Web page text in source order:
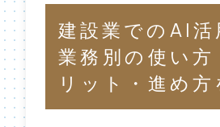
建設業でのAI活
業務別の使い方
リット・進め方